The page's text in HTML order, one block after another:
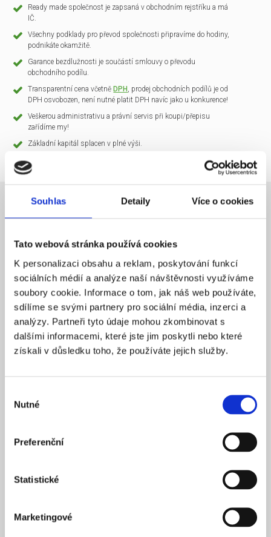
Souhlas Detaily Více o cookies
Tato webová stránka používá cookies
K personalizaci obsahu a reklam, poskytování funkcí
sociálních médií a analýze naší návštěvnosti využíváme
soubory cookie. Informace o tom, jak náš web používáte,
sdílíme se svými partnery pro sociální média, inzerci a
analýzy. Partneři tyto údaje mohou zkombinovat s
dalšími informacemi, které jste jim poskytli nebo které
získali v důsledku toho, že používáte jejich služby.
souhlasu
Nutné
Preferenční
Statistické
Marketingové
Ready made společnost je zapsaná v obchodním rejstříku a má
IČ.
Všechny podklady pro převod společnosti připravíme do hodiny,
podnikáte okamžitě.
Garance bezdlužnosti je součástí smlouvy o převodu
obchodního podílu.
Transparentní cena včetně DPH , prodej obchodních podílů je od
DPH osvobozen, není nutné platit DPH navíc jako u konkurence!
Veškerou administrativu a právní servis při koupi/přepisu
zařídíme my!
Základní kapitál splacen v plné výši.
NÁZEV SPOLEČNOSTI
SÍDLO
ZALOŽENO 2025
CENA OD * 15 900 Kč
REZERVOVAT
KAPITÁL 20 000 Kč
ZALOŽENO 2025
NÁZEV SPOLEČNOSTI